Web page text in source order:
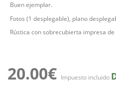
Buen ejemplar.
Fotos (1 desplegable), plano
Rústica con sobrecubierta impresa
20.00€ Impuesto incluido